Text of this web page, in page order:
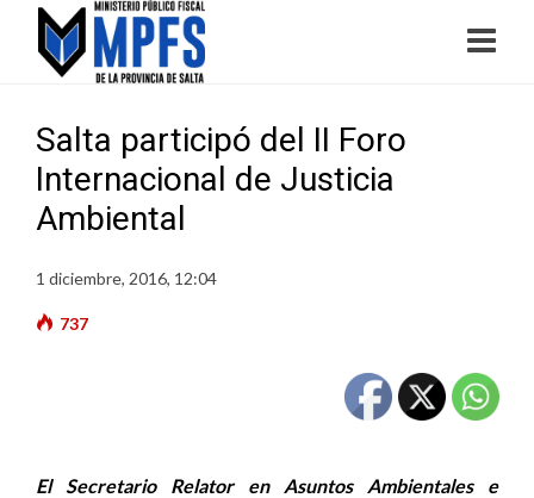
Salta participó del II Foro
Internacional de Justicia
Ambiental
1 diciembre, 2016, 12:04
737
El Secretario Relator en Asuntos Ambientales e